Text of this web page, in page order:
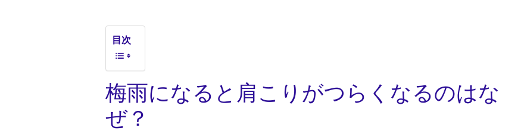
目次
梅雨になると肩こりがつらくなるのはな
ぜ？